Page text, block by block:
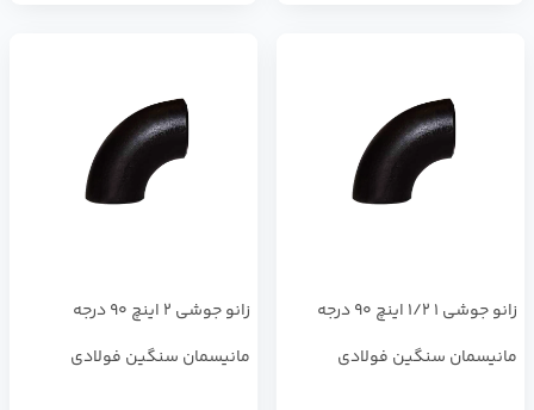
زانو جوشی 1 1/2 اینچ 90 درجه
مانیسمان سنگین فولادی
زانو جوشی 2 اینچ 90 درجه
مانیسمان سنگین فولادی